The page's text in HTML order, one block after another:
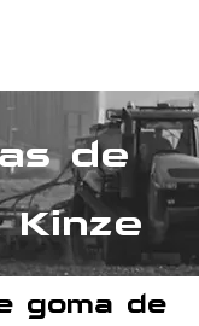
de
goma de